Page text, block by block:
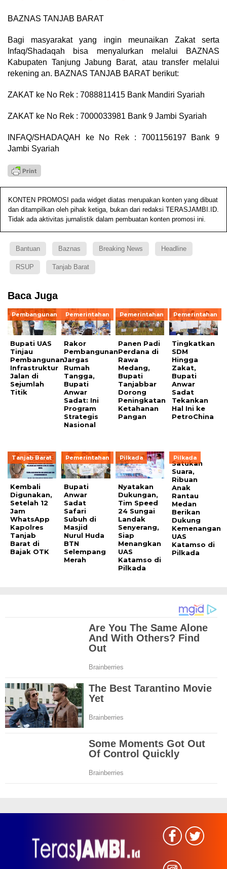
BAZNAS TANJAB BARAT
Bagi masyarakat yang ingin meunaikan Zakat serta
Infaq/Shadaqah bisa menyalurkan melalui BAZNAS
Kabupaten Tanjung Jabung Barat, atau transfer melalui
rekening an. BAZNAS TANJAB BARAT berikut:
ZAKAT ke No Rek : 7088811415 Bank Mandiri Syariah
ZAKAT ke No Rek : 7000033981 Bank 9 Jambi Syariah
INFAQ/SHADAQAH ke No Rek : 7001156197 Bank 9
Jambi Syariah
KONTEN PROMOSI pada widget diatas merupakan konten yang dibuat
dan ditampilkan oleh pihak ketiga, bukan dari redaksi TERASJAMBI.ID.
Tidak ada aktivitas jurnalistik dalam pembuatan konten promosi ini.
Bantuan Baznas Breaking News Headline
RSUP Tanjab Barat
Baca Juga
Pembangunan
Bupati UAS
Tinjau
Pembangunan
Infrastruktur
Jalan di
Sejumlah
Titik
Pemerintahan
Rakor
Pembangunan
Jargas
Rumah
Tangga,
Bupati
Anwar
Sadat: Ini
Program
Strategis
Nasional
Pemerintahan
Panen Padi
Perdana di
Rawa
Medang,
Bupati
Tanjabbar
Dorong
Peningkatan
Ketahanan
Pangan
Pemerintahan
Tingkatkan
SDM
Hingga
Zakat,
Bupati
Anwar
Sadat
Tekankan
Hal Ini ke
PetroChina
Tanjab Barat
Kembali
Digunakan,
Setelah 12
Jam
WhatsApp
Kapolres
Tanjab
Barat di
Bajak OTK
Pemerintahan
Bupati
Anwar
Sadat
Safari
Subuh di
Masjid
Nurul Huda
BTN
Selempang
Merah
Pilkada
Nyatakan
Dukungan,
Tim Speed
24 Sungai
Landak
Senyerang,
Siap
Menangkan
UAS
Katamso di
Pilkada
Pilkada
Satukan
Suara,
Ribuan
Anak
Rantau
Medan
Berikan
Dukung
Kemenangan
UAS
Katamso di
Pilkada